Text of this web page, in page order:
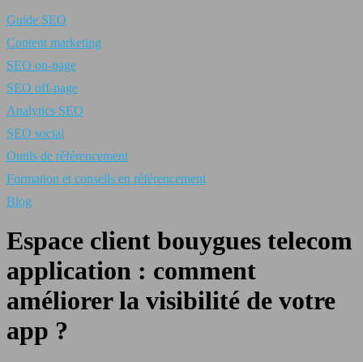
Guide SEO
Content marketing
SEO on-page
SEO off-page
Analytics SEO
SEO social
Outils de référencement
Formation et conseils en référencement
Blog
Espace client bouygues telecom
application : comment
améliorer la visibilité de votre
app ?